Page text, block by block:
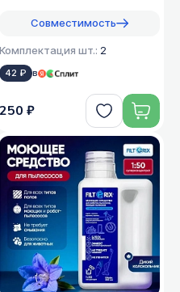
Совместимость
Комплектация шт.: 2
42 ₽ в
250 ₽